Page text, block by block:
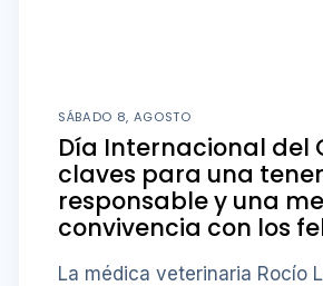
SÁBADO 8, AGOSTO
Día Internacional del
claves para una
responsable y una
convivencia con los
La médica veterinaria Rocío